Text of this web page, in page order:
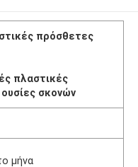
πρόσθετες
πλαστικές
σκονών
μήνα